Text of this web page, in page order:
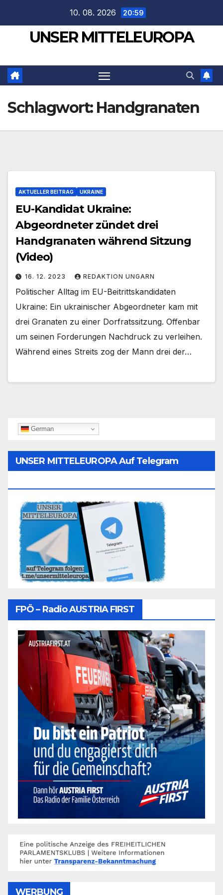
springen
10. 08. 2026 20:59
UNSER MITTELEUROPA
Schlagwort: Handgranaten
AKTUELLER BEITRAG UKRAINE
EU-Kandidat Ukraine:
Abgeordneter zündet drei
Handgranaten während Sitzung
(Video)
16. 12. 2023 REDAKTION UNGARN
Politischer Alltag im EU-Beitrittskandidaten
Ukraine: Ein ukrainischer Abgeordneter kam mit
drei Granaten zu einer Dorfratssitzung. Offenbar
um seinen Forderungen Nachdruck zu verleihen.
Während eines Streits zog der Mann drei der…
German
UNSER MITTELEUROPA Auf Telegram
FPÖ – Radio AUSTRIA FIRST
WERBUNG